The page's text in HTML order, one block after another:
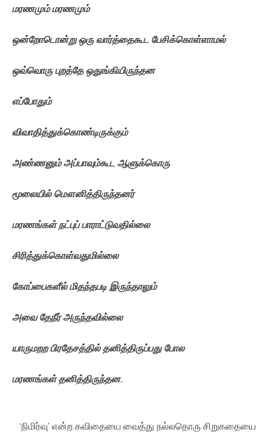
மரணமும் மரணமும்
ஒன்றோடொன்று ஒரு வார்த்தைகூட பேசிக்கொள்ளாமல்
ஒவ்வொரு புறத்தே ஒதுங்கியிருந்தன
எப்போதும்
விவாதித்துக்கொண்டிருக்கும்
அண்ணனும் அப்பாவும்கூட ஆளுக்கொரு
மூலையில் மௌனித்திருந்தனர்
மரணங்கள் நட்புப் பாராட்டுவதில்லை
சிரித்துக்கொள்வதுமில்லை
கோப்பைகளீல் மிதந்தபடி இருந்தாலும்
அவை தேநீர் அருந்தவில்லை
யாருமறற பிரதேசத்தில் தனித்திருப்பது போல
மரணங்கள் தனித்திருந்தன.
‘நிமிர்வு’ என்ற கவிதையை வைத்து நல்லதொரு சிறுகதையை